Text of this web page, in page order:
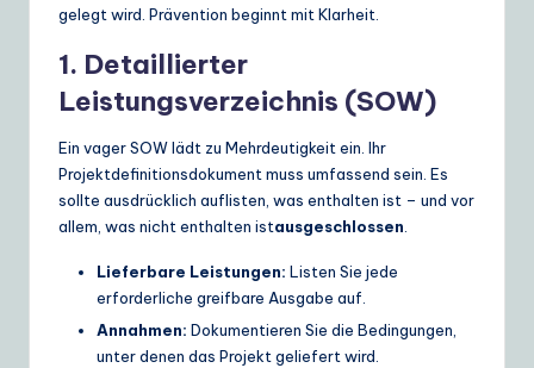
gelegt wird. Prävention beginnt mit Klarheit.
1. Detaillierter
Leistungsverzeichnis (SOW)
Ein vager SOW lädt zu Mehrdeutigkeit ein. Ihr
Projektdefinitionsdokument muss umfassend sein. Es
sollte ausdrücklich auflisten, was enthalten ist – und vor
allem, was nicht enthalten istausgeschlossen.
Lieferbare Leistungen: Listen Sie jede
erforderliche greifbare Ausgabe auf.
Annahmen: Dokumentieren Sie die Bedingungen,
unter denen das Projekt geliefert wird.